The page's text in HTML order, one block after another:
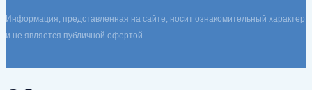
Информация, представленная на сайте, носит ознакомительный характер
и не является публичной офертой